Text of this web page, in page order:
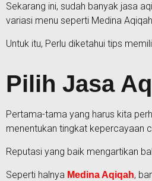
Sekarang ini, sudah banyak jasa
variasi menu seperti Medina
Untuk itu, Perlu diketahui tips
Pilih Jasa
Pertama-tama yang harus kita
menentukan tingkat kepercayaan
Reputasi yang baik mengartikan
Seperti halnya Medina Aqiqah,